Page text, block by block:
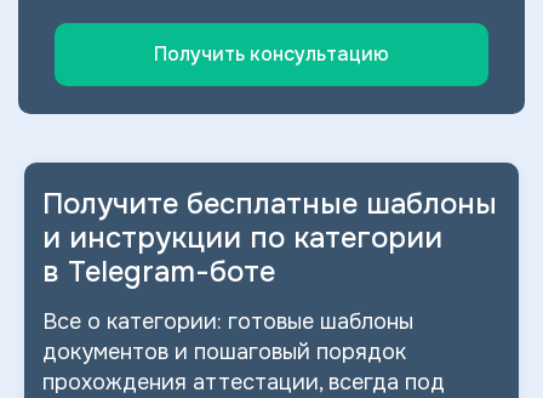
Получить консультацию
Получите бесплатные шаблоны
и инструкции по категории
в Telegram-боте
Все о категории: готовые шаблоны
документов и пошаговый порядок
прохождения аттестации, всегда под